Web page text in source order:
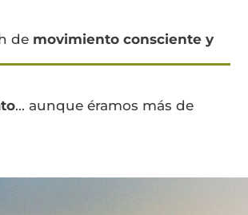
de movimiento consciente y
... aunque éramos más de